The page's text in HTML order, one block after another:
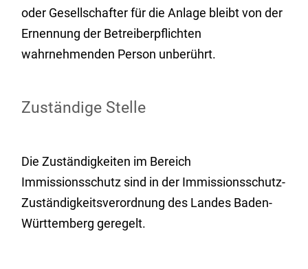
oder Gesellschafter für die Anlage bleibt von der
Ernennung der Betreiberpflichten
wahrnehmenden Person unberührt.
Zuständige Stelle
Die Zuständigkeiten im Bereich
Immissionsschutz sind in der Immissionsschutz-
Zuständigkeitsverordnung des Landes Baden-
Württemberg geregelt.